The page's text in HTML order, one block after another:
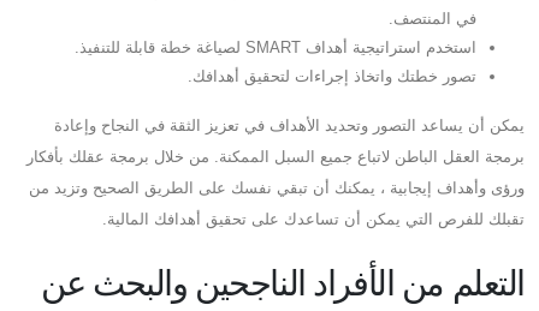
في المنتصف.
استخدم استراتيجية أهداف SMART لصياغة خطة قابلة للتنفيذ.
تصور خطتك واتخاذ إجراءات لتحقيق أهدافك.
يمكن أن يساعد التصور وتحديد الأهداف في تعزيز الثقة في النجاح وإعادة
برمجة العقل الباطن لاتباع جميع السبل الممكنة. من خلال برمجة عقلك بأفكار
ورؤى وأهداف إيجابية ، يمكنك أن تبقي نفسك على الطريق الصحيح وتزيد من
تقبلك للفرص التي يمكن أن تساعدك على تحقيق أهدافك المالية.
التعلم من الأفراد الناجحين والبحث عن